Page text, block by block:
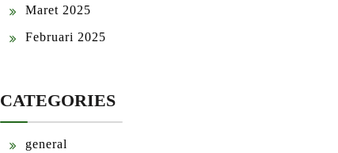
Maret 2025
Februari 2025
CATEGORIES
general